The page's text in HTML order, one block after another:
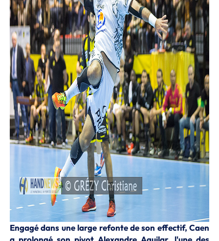
Engagé dans une large refonte de son effectif, Caen